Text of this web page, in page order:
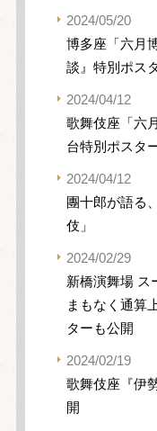
2024/05/20
博多座「六月
談』特別ポス
2024/04/12
歌舞伎座「六
台特別ポスタ
2024/04/12
團十郎が語る
伎」
2024/02/29
新橋演舞場 ス
まもなく通算
ターも公開
2024/02/19
歌舞伎座『伊
開